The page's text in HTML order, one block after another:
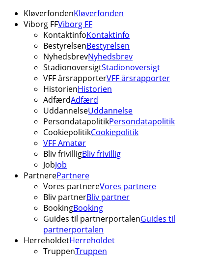
KløverfondenKløverfonden
Viborg FFViborg FF
KontaktinfoKontaktinfo
BestyrelsenBestyrelsen
NyhedsbrevNyhedsbrev
StadionoversigtStadionoversigt
VFF årsrapporterVFF årsrapporter
HistorienHistorien
AdfærdAdfærd
UddannelseUddannelse
PersondatapolitikPersondatapolitik
CookiepolitikCookiepolitik
VFF Amatør
Bliv frivilligBliv frivillig
JobJob
PartnerePartnere
Vores partnereVores partnere
Bliv partnerBliv partner
BookingBooking
Guides til partnerportalenGuides til
partnerportalen
HerreholdetHerreholdet
TruppenTruppen